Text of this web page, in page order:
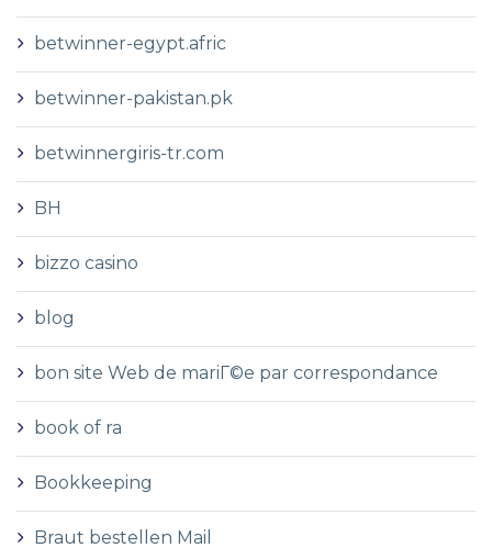
betwinner-egypt.afric
betwinner-pakistan.pk
betwinnergiris-tr.com
BH
bizzo casino
blog
bon site Web de mariГ©e par correspondance
book of ra
Bookkeeping
Braut bestellen Mail